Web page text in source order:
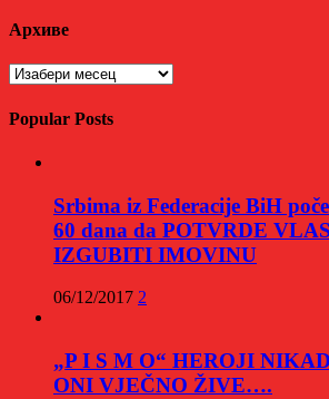
Архиве
Архиве
Popular Posts
Srbima iz Federacije BiH
60 dana da POTVRDE
IZGUBITI IMOVINU
06/12/2017 2
„P I S M O“ HEROJI
ONI VJEČNO ŽIVE….